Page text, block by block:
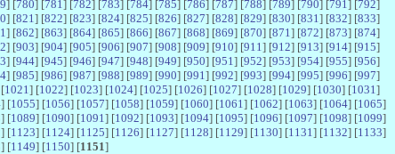
] [780] [781 ] [782] [783] [784] [785] [786] [787] [788] [789] [790] [791 ] [792]
] [821 ] [822] [823] [824] [825] [826] [827] [828] [829] [830] [831 ] [832] [833]
] [862] [863] [864] [865] [866] [867] [868] [869] [870] [871 ] [872] [873] [874]
] [903] [904] [905] [906] [907] [908] [909] [910] [911 ] [912] [913] [914] [915]
] [944] [945] [946] [947] [948] [949] [950] [951 ] [952] [953] [954] [955] [956]
] [985] [986] [987] [988] [989] [990] [991 ] [992] [993] [994] [995] [996] [997]
1021 ] [1022] [1023] [1024] [1025] [1026] [1027] [1028] [1029] [1030] [1031 ]
] [1055] [1056] [1057] [1058] [1059] [1060] [1061 ] [1062] [1063] [1064] [1065]
] [1089] [1090] [1091 ] [1092] [1093] [1094] [1095] [1096] [1097] [1098] [1099]
] [1123] [1124] [1125] [1126] [1127] [1128] [1129] [1130] [1131 ] [1132] [1133]
] [1149] [1150] [1151]